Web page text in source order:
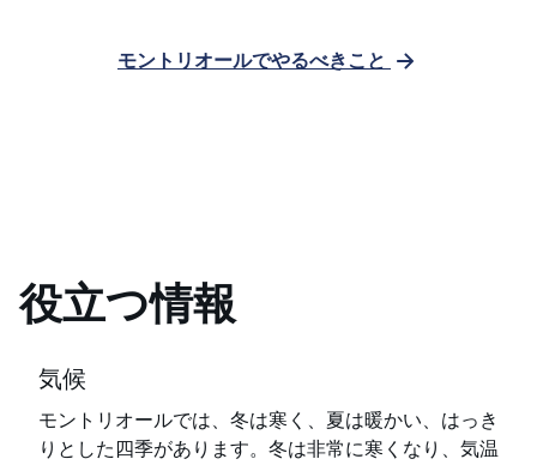
モントリオールでやるべきこと
役立つ情報
気候
モントリオールでは、冬は寒く、夏は暖かい、はっき
りとした四季があります。冬は非常に寒くなり、気温